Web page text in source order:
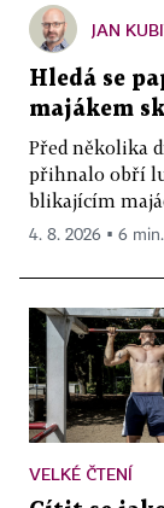
JAN
Hledá se
majákem
Před několika
přihnalo obří
blikajícím
4. 8. 2026 ▪ 6
VELKÉ ČTENÍ